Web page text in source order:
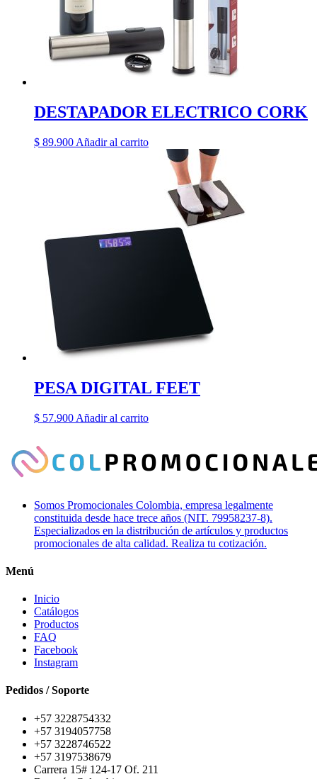
DESTAPADOR ELECTRICO CORK
$ 89.900 Añadir al carrito
PESA DIGITAL FEET
$ 57.900 Añadir al carrito
Somos Promocionales Colombia, empresa legalmente
constituida desde hace trece años (NIT. 79958237-8).
Especializados en la distribución de artículos y productos
promocionales de alta calidad. Realiza tu cotización.
Menú
Inicio
Catálogos
Productos
FAQ
Facebook
Instagram
Pedidos / Soporte
+57 3228754332
+57 3194057758
+57 3228746522
+57 3197538679
Carrera 15# 124-17 Of. 211